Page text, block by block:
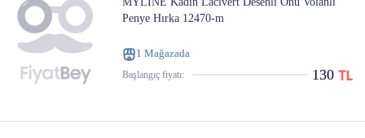
Penye Hırka 12470-m
1 Mağazada
Başlangıç ​​fiyatı: 130